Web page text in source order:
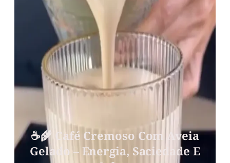
☕🌾 Café Cremoso Com Aveia
Gelado – Energia, Saciedade E